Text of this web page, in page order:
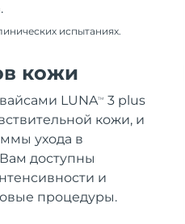
испытаниях.
кожи
LUNATM
3 plus
кожи, и
ухода в
доступны
и
процедуры.